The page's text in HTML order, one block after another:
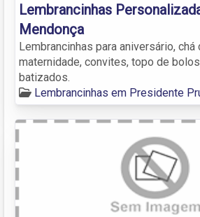
Lembrancinhas
Mendonça
Lembrancinhas para aniversário, chá
maternidade, convites, topo de
batizados.
Lembrancinhas em Presidente